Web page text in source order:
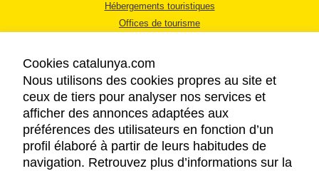
Hébergements touristiques
Offices de tourisme
MENTIONS LÉGALES
RÈGLES DE CONFIDENTIALITÉ
COOKIES
Cookies catalunya.com
Nous utilisons des cookies propres au site et
ceux de tiers pour analyser nos services et
afficher des annonces adaptées aux
préférences des utilisateurs en fonction d’un
profil élaboré à partir de leurs habitudes de
navigation. Retrouvez plus d’informations sur la